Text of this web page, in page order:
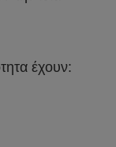
έχουν: